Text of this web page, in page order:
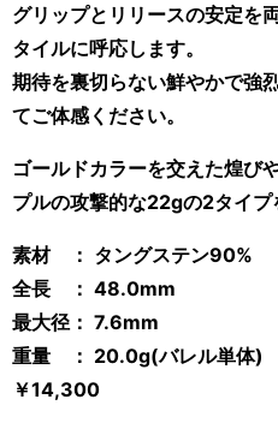
グリップとリリースの安定を
タイルに呼応します。
期待を裏切らない鮮やかで強
てご体感ください。
ゴールドカラーを交えた煌び
プルの攻撃的な22gの2タイプ
素材 ： タングステン90%
全長 ： 48.0mm
最大径： 7.6mm
重量 ： 20.0g(バレル単体)
￥14,300